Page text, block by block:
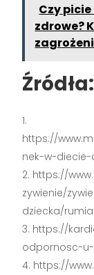
Czy
zdrowe?
Źródła:
https://
nek-w-diecie-
https://
zywienie/
dziecka/
https://
odpornosc-
https://